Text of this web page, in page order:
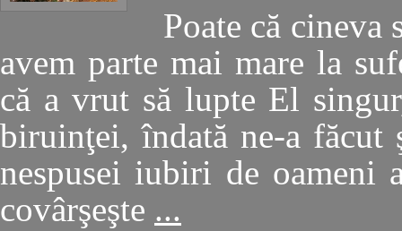
Poate că cineva
avem parte mai mare la
că a vrut să lupte El
biruinţei, îndată ne-a
nespusei iubiri de oameni
covârşeşte ...